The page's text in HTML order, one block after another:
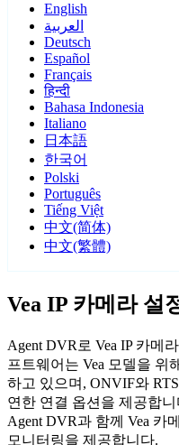
English
العربية
Deutsch
Español
Français
हिन्दी
Bahasa Indonesia
Italiano
日本語
한국어
Polski
Português
Tiếng Việt
中文(简体)
中文(繁體)
Vea IP 카메라 설
Agent DVR로 Vea IP 카메
프트웨어는 Vea 모델을 위
하고 있으며, ONVIF와
연한 연결 옵션을 제공합
Agent DVR과 함께 Vea 카
모니터링을 제공합니다.